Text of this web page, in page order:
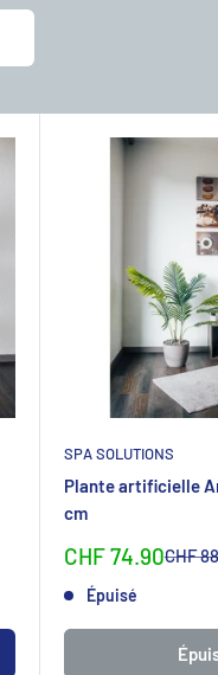
SPA SOLUTIONS
Plante artificielle
cm
Sonderpreis
CHF 74.90CHF
Épuisé